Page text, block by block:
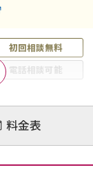
初回相談無料
電話相談可能
離婚裁判
モラハラ
料金表